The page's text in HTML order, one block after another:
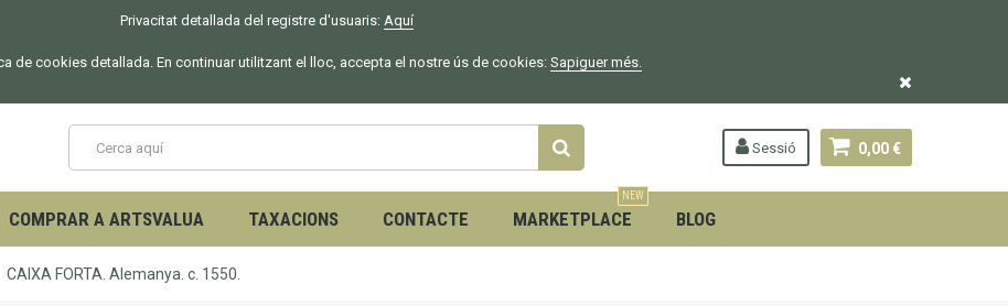
Privacitat detallada del registre d'usuaris: Aquí
de cookies detallada. En continuar utilitzant el lloc, accepta el nostre ús de cookies: Sapiguer més.
0,00 €
Sessió
COMPRAR A ARTSVALUA TAXACIONS CONTACTE MARKETPLACE
NEW
BLOG
CAIXA FORTA. Alemanya. c. 1550.